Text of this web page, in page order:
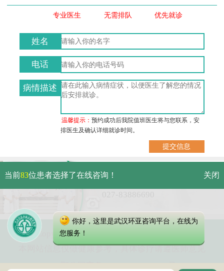
专业医生 无需排队 优先就诊
姓名
电话
病情描述
温馨提示：预约成功后我院值班医生将与您联系，安
排医生及确认详细就诊时间。
武汉市硚口区解放大道479号
Copyright 2023 武汉环亚中医白癜风医院
本网站信息仅做健康参考，具体诊疗请遵医师意见
当前83位患者选择了在线咨询！ 关闭
你好，这里是武汉环亚咨询平台，在线为
您服务！